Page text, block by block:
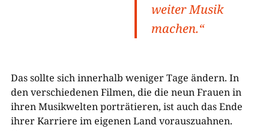
weiter Musik
machen.“
Das sollte sich innerhalb weniger Tage ändern. In
den verschiedenen Filmen, die die neun Frauen in
ihren Musikwelten porträtieren, ist auch das Ende
ihrer Karriere im eigenen Land vorauszuahnen.